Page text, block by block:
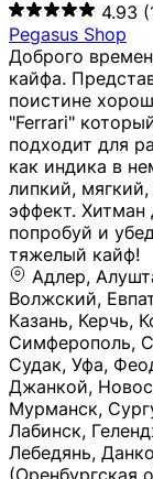
4.93
Pegasus Shop
Доброго
кайфа.
поистине
"Ferrari"
подходит для
как индика в
липкий,
эффект.
попробуй и
тяжелый кайф!
Адлер, Алушта, Астрахань, Бахчисарай, Волгоград, Волжский, Евпатория, Екатеринбург, Ишимбай, Казань, Керчь, Копейск, Курск, Рыльск, Саки, Салават, Симферополь, Сочи, Старый Крым, Стерлитамак, Судак, Уфа, Феодосия, Хабаровск, Челябинск, Ялта, Джанкой, Новосибирск, Щёлкино, Санкт-Петербург, Мурманск, Сургут, Невинномысск, Черкесск, Усть-Лабинск, Геленджик, Ставрополь, Калуга, Елец, Лебедянь, Данков, Жуковский, Оренбург, Орск (Оренбургская область), Магнитогорск, Пермь, Зеленоград, Солнечногорск, Нижний Новгород, Лысково, Заволжье, Кстово, Балахна (Нижегородская область), Богородск, Бор (Нижегородская область), Саратов, Энгельс, Ижевск, Тюмень, Ростов-на-Дону, Шахты, Новочеркасск, Батайск, Аксай, Люберцы, Истра, Москва, Армавир, Краснодар, Магадан, Самара, Анапа, Славянск-на-Кубани, Чаплыгин, Липецк, Нижний Тагил, Орехово-Зуево, Усть-Джегута, Лянтор, Нефтеюганск, Пыть-Ях, Урень, Ветлуга, Шахунья, Новороссийск, Крымск, Тимашёвск, Тольятти, Воткинск, Звенигород, Руза, Можайск, Белгород, Воронеж, Соликамск, Нытва, Лысьва (Пермский край), Чусовой, Кунгур, Краснокамск, Миасс, Губаха, Тула, Новомосковск, Донской, Омск, Льгов, Мытищи, Королёв, Ивантеевка, Балашиха, Семилуки, Кудымкар, Старый Оскол, Оса (Пермский край), Одинцово (Московская область), Ханты-Мансийск, Лабинск, Темрюк, Курганинск, Белореченск (Краснодарский край), Алупкa, Губкин, Рязань, Калининград, Усть-Илимск, Фрязино, Минеральные Воды, Пятигорск, Кострома, Ярославль, Коркино, Верхняя Пышма, Подольск, Красноярск, Смоленск, Долгопрудный, Чебоксары, Калачинск, Канск, Киров (Кировская область), Вологда, Рославль, Владивосток, Обнинск, Балабаново (Калужская область), Малоярославец, Брянск, Видное, Ярцево, Вязьма, Гагарин, Приволжск, Фурманов, Чайковский, Кинешма, Горячий Ключ, Улан-Удэ, Туймазы, Дюртюли, Альметьевск, Нефтекамск, Хадыженск, Апшеронск, Майкоп, Уссурийск, Ульяновск, Гатчина, Луга (Ленинградская область), Надым, Ногинск, Электросталь, Железнодорожный (Московская область), Бутурлиновка, Кириллов, Краснознаменск (Калиниградская область), Мышкин, Томмот, Холм, Абакан, Абдулино, Агидель, Агрыз, Адыгейск, Азнакаево, Алатырь, Алдан, Алейск, Александров, Александровск, Алексеевка (Белгородская обл.), Алексин, Амурск, Анадырь, Ангарск, Андреаполь, Анжеро-Судженск, Анива, Апатиты, Арамиль, Ардон, Арзамас, Аркадак, Арсеньев, Артём, Артёмовский, Архангельск, Асбест, Асино, Аткарск, Ахтубинск, Аша, Бабаево (Вологодская область), Бавлы (Республика Татарстан), Байкальск, Бакал, Баксан, Балаклава, Балаково (Саратовская область), Балашов (Саратовская область),